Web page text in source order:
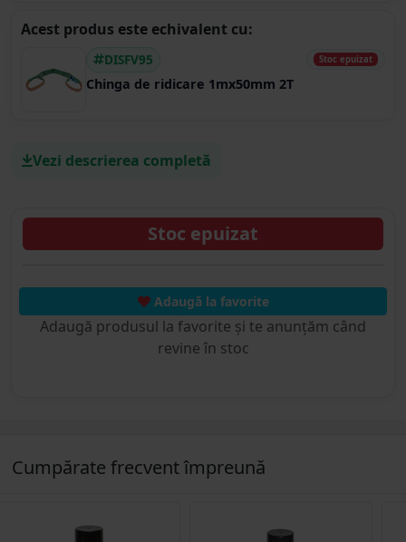
Acest produs este echivalent cu:
DISFV95 Stoc epuizat
Chinga de ridicare 1mx50mm 2T
Vezi descrierea completă
Stoc epuizat
Adaugă la favorite
Adaugă produsul la favorite și te anunțăm când
revine în stoc
Cumpărate frecvent împreună